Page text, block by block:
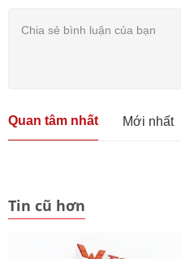
Quan tâm nhất Mới nhất
Tin cũ hơn